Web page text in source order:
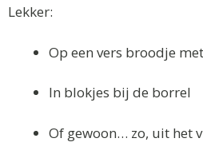
Lekker:
Op een vers broodje
In blokjes bij de borrel
Of gewoon… zo, uit het